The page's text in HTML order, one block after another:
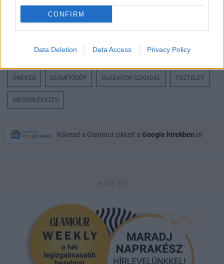
CONFIRM
Data Deletion Data Access Privacy Policy
ÉNEKES SZÁMÍTÓGÉP GLADIÁTOR SZANDÁL TISZTELET
MEGEMLEKEZES
Kövesd a Glamour cikkeit a Google hírekben is!